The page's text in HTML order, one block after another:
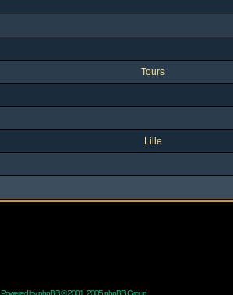
Tours
Lille
Powered byphpBB© 2001, 2005 phpBB Group